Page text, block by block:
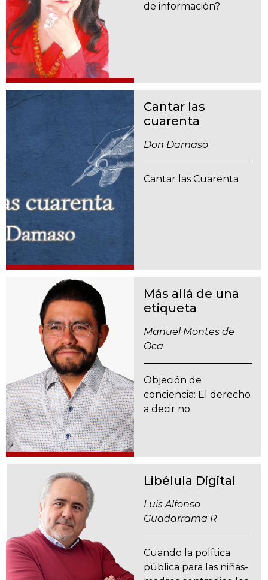
de información?
Cantar las
cuarenta
Don Damaso
Cantar las Cuarenta
Más allá de una
etiqueta
Manuel Montes de
Oca
Objeción de
conciencia: El derecho
a decir no
Libélula Digital
Luis Alfonso
Guadarrama R
Cuando la política
pública para las niñas-